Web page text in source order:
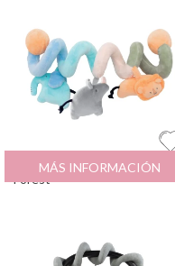
Espiral Actividades
Forest
18.95
MÁS INFORMACIÓN